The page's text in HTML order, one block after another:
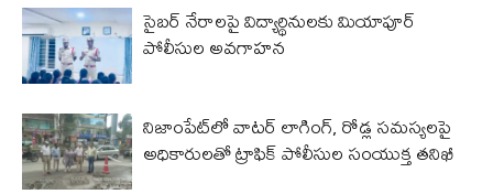
సైబర్ నేరాలపై విద్యార్థినులకు మియాపూర్
పోలీసుల అవగాహన
నిజాంపేట్‌లో వాటర్ లాగింగ్, రోడ్ల సమస్యలపై
అధికారులతో ట్రాఫిక్ పోలీసుల సంయుక్త తనిఖీ